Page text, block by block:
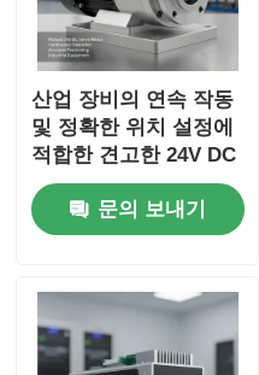
산업 장비의 연속 작동
및 정확한 위치 설정에
적합한 견고한 24V DC
서보 모터
문의 보내기